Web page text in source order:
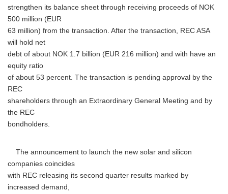
strengthen its balance sheet through receiving proceeds of NOK
500 million (EUR
63 million) from the transaction. After the transaction, REC ASA
will hold net
debt of about NOK 1.7 billion (EUR 216 million) and with have an
equity ratio
of about 53 percent. The transaction is pending approval by the
REC
shareholders through an Extraordinary General Meeting and by
the REC
bondholders.
The announcement to launch the new solar and silicon
companies coincides
with REC releasing its second quarter results marked by
increased demand,